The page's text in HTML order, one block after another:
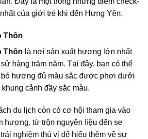
của giới trẻ khi đến Hưng Yên.
Thôn
Thôn là nơi sản xuất hương lớn nhất
hàng trăm năm. Tại đây, bạn có thể
hương đủ màu sắc được phơi dưới
cảnh đầy sắc màu.
du lịch còn có cơ hội tham gia vào
hương, từ trộn nguyên liệu đến se
nghiệm thú vị để hiểu thêm về sự